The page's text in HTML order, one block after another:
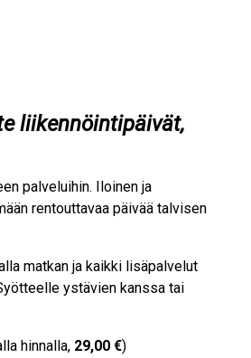
liikennöintipäivät,
palveluihin. Iloinen ja
rentouttavaa päivää talvisen
matkan ja kaikki lisäpalvelut
ystävien kanssa tai
hinnalla,29,00 €)